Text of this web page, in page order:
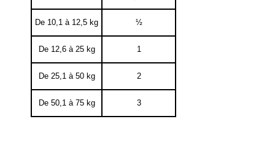
De 10,1 à 12,5 kg ½
De 12,6 à 25 kg 1
De 25,1 à 50 kg 2
De 50,1 à 75 kg 3